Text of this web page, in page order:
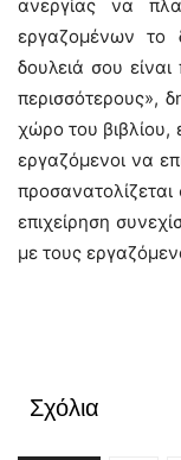
ανεργίας να
εργαζομένων
δουλειά σου
περισσότερους»,
χώρο του βιβλίου,
εργαζόμενοι να
επιχείρηση
με τους
Σχόλια